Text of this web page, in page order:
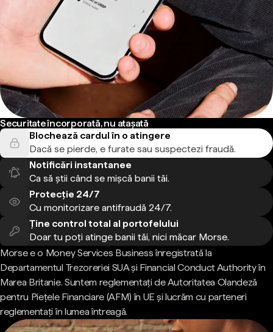
Securitate încorporată, nu atașată
Blochează cardul în o atingere
Dacă se pierde, e furate sau suspectezi fraudă.
Notificări instantanee
Ca să știi când se mișcă banii tăi.
Protecție 24/7
Cu monitorizare antifraudă 24/7.
Ține control total al portofelului
Doar tu poți atinge banii tăi, nici măcar Morse.
Morse e o Money Services Business înregistrată la
Departamentul Trezoreriei SUA și Financial Conduct Authority în
Marea Britanie. Suntem reglementați de Autoritatea Olandeză
pentru Piețele Financiare (AFM) în UE și lucrăm cu parteneri
reglementați în lumea întreagă.